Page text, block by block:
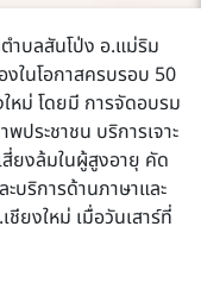
ำบลสันโป่ง อ.แม่ริม
งในโอกาสครบรอบ 50
หม่ โดยมี การจัดอบรม
ประชาชน บริการเจาะ
สี่ยงล้มในผู้สูงอายุ คัด
บริการด้านภาษาและ
ชียงใหม่ เมื่อวันเสาร์ที่